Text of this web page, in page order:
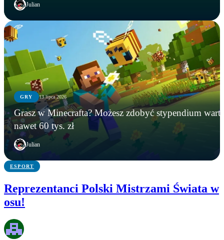
Julian
GRY 13 lipca 2026
Grasz w Minecrafta? Możesz zdobyć stypendium warte
nawet 60 tys. zł
Julian
GRY
Instalowali gry na Steamie, a tracili kryptowaluty.
FBI zatrzymało podejrzanego
WIADOMOŚCI
Microsoft zamyka Xbox Polska? Lokalny oddział
ma zniknąć po niemal 20 latach
GRY
Grasz w Minecrafta? Możesz zdobyć stypendium
warte nawet 60 tys. zł
ESPORT
Reprezentanci Polski Mistrzami Świata w
osu!